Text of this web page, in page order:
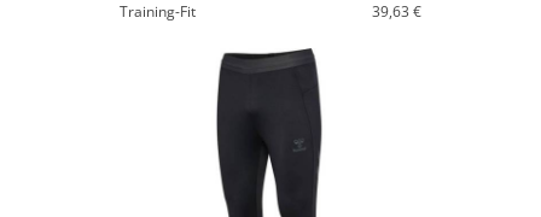
Training-Fit
39,63 €